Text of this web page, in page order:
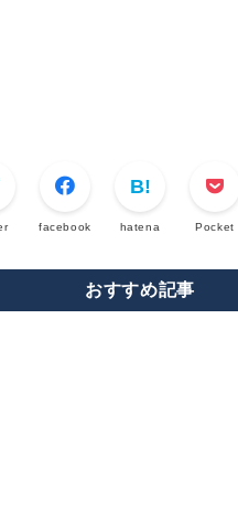
facebook hatena Pocket
おすすめ記事